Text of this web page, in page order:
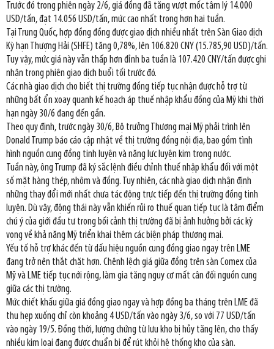
Trước đó trong phiên ngày 2/6, giá đồng đã tăng vượt mốc tâm lý 14.000
USD/tấn, đạt 14.056 USD/tấn, mức cao nhất trong hơn hai tuần.
Tại Trung Quốc, hợp đồng đồng được giao dịch nhiều nhất trên Sàn Giao dịch
Kỳ hạn Thượng Hải (SHFE) tăng 0,78%, lên 106.820 CNY (15.785,90 USD)/tấn.
Tuy vậy, mức giá này vẫn thấp hơn đỉnh ba tuần là 107.420 CNY/tấn được ghi
nhận trong phiên giao dịch buổi tối trước đó.
Các nhà giao dịch cho biết thị trường đồng tiếp tục nhận được hỗ trợ từ
những bất ổn xoay quanh kế hoạch áp thuế nhập khẩu đồng của Mỹ khi thời
hạn ngày 30/6 đang đến gần.
Theo quy định, trước ngày 30/6, Bộ trưởng Thương mại Mỹ phải trình lên
Donald Trump báo cáo cập nhật về thị trường đồng nội địa, bao gồm tình
hình nguồn cung đồng tinh luyện và năng lực luyện kim trong nước.
Tuần này, ông Trump đã ký sắc lệnh điều chỉnh thuế nhập khẩu đối với một
số mặt hàng thép, nhôm và đồng. Tuy nhiên, các nhà giao dịch nhận định
những thay đổi mới nhất chưa tác động trực tiếp đến thị trường đồng tinh
luyện. Dù vậy, động thái này vẫn khiến rủi ro thuế quan tiếp tục là tâm điểm
chú ý của giới đầu tư trong bối cảnh thị trường đã bị ảnh hưởng bởi các kỳ
vọng về khả năng Mỹ triển khai thêm các biện pháp thương mại.
Yếu tố hỗ trợ khác đến từ dấu hiệu nguồn cung đồng giao ngay trên LME
đang trở nên thắt chặt hơn. Chênh lệch giá giữa đồng trên sàn Comex của
Mỹ và LME tiếp tục nới rộng, làm gia tăng nguy cơ mất cân đối nguồn cung
giữa các thị trường.
Mức chiết khấu giữa giá đồng giao ngay và hợp đồng ba tháng trên LME đã
thu hẹp xuống chỉ còn khoảng 4 USD/tấn vào ngày 3/6, so với 77 USD/tấn
vào ngày 19/5. Đồng thời, lượng chứng từ lưu kho bị hủy tăng lên, cho thấy
nhiều kim loại đang được chuẩn bị để rút khỏi hệ thống kho của sàn.